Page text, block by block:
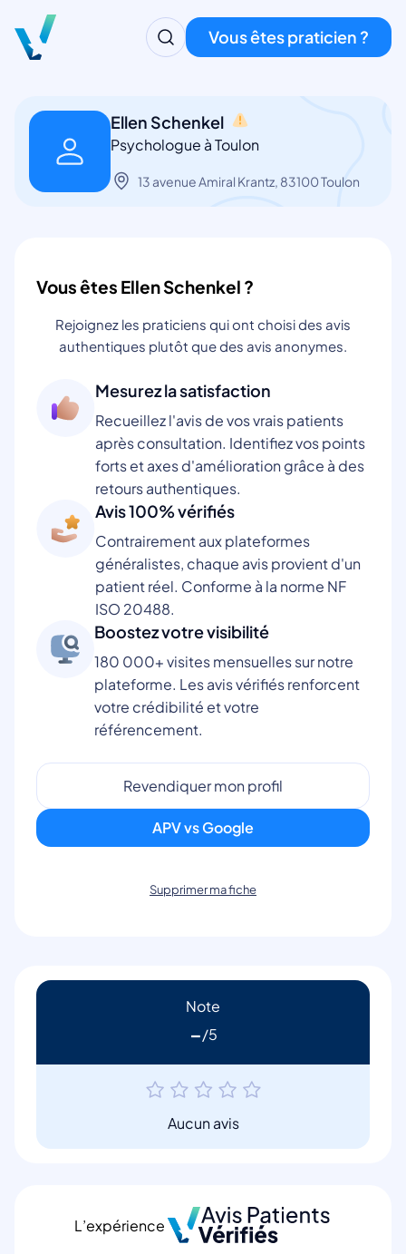
Vous êtes praticien ?
Ellen Schenkel
Psychologue à Toulon
13 avenue Amiral Krantz, 83100 Toulon
Vous êtes Ellen Schenkel ?
Rejoignez les praticiens qui ont choisi des avis
authentiques plutôt que des avis anonymes.
Mesurez la satisfaction
Recueillez l'avis de vos vrais patients
après consultation. Identifiez vos points
forts et axes d'amélioration grâce à des
retours authentiques.
Avis 100% vérifiés
Contrairement aux plateformes
généralistes, chaque avis provient d'un
patient réel. Conforme à la norme NF
ISO 20488.
Boostez votre visibilité
180 000+ visites mensuelles sur notre
plateforme. Les avis vérifiés renforcent
votre crédibilité et votre
référencement.
Revendiquer mon profil
APV vs Google
Supprimer ma fiche
Note
-
Aucun avis
L’expérience